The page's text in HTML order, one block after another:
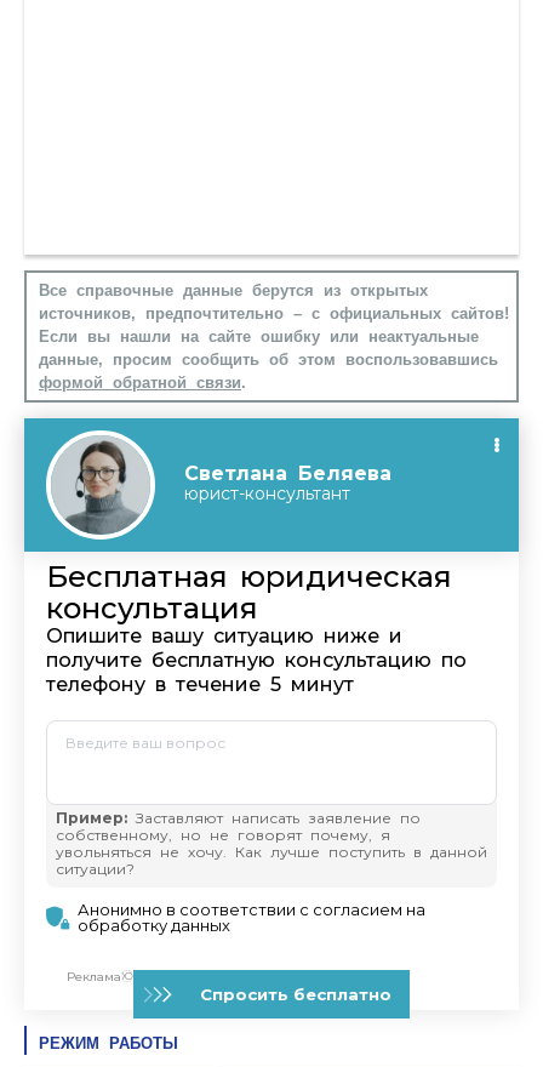
Все справочные данные берутся из открытых
источников, предпочтительно – с официальных сайтов!
Если вы нашли на сайте ошибку или неактуальные
данные, просим сообщить об этом воспользовавшись
формой обратной связи.
РЕЖИМ РАБОТЫ